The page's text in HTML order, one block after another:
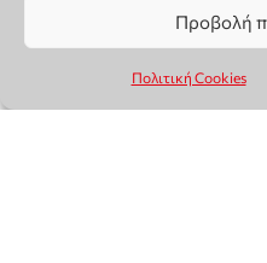
Προβολή
Πολιτική Cookies